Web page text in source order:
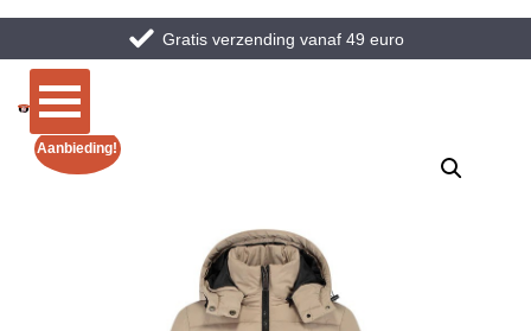
Gratis verzending vanaf 49 euro
Aanbieding!